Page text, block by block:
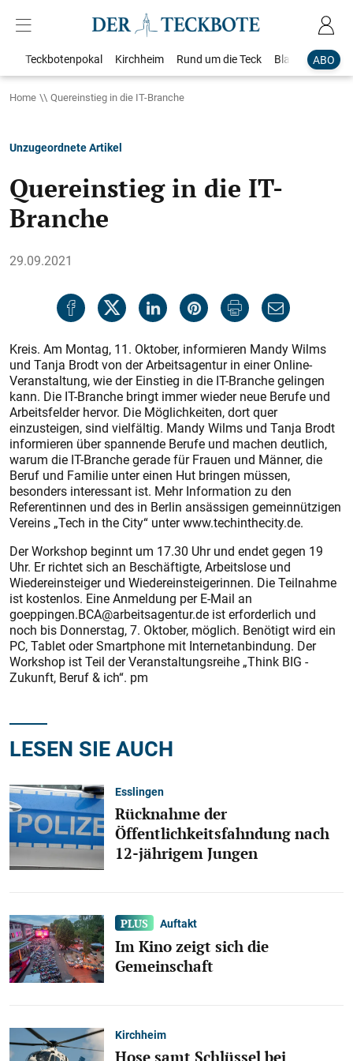
ABO
Teckbotenpokal Kirchheim Rund um die Teck Blaulicht
Home Quereinstieg in die IT-Branche
Unzugeordnete Artikel
Quereinstieg in die IT-
Branche
29.09.2021
Kreis. Am Montag, 11. Oktober, informieren Mandy Wilms
und Tanja Brodt von der Arbeitsagentur in einer Online-
Veranstaltung, wie der Einstieg in die IT-Branche gelingen
kann. Die IT-Branche bringt immer wieder neue Berufe und
Arbeitsfelder hervor. Die Möglichkeiten, dort quer
einzusteigen, sind vielfältig. Mandy Wilms und Tanja Brodt
informieren über spannende Berufe und machen deutlich,
warum die IT-Branche gerade für Frauen und Männer, die
Beruf und Familie unter einen Hut bringen müssen,
besonders interessant ist. Mehr Information zu den
Referentinnen und des in Berlin ansässigen gemeinnützigen
Vereins „Tech in the City“ unter www.techinthecity.de.
Der Workshop beginnt um 17.30 Uhr und endet gegen 19
Uhr. Er richtet sich an Beschäftigte, Arbeitslose und
Wiedereinsteiger und Wiedereinsteigerinnen. Die Teilnahme
ist kostenlos. Eine Anmeldung per E-Mail an
goeppingen.BCA@arbeitsagentur.de ist erforderlich und
noch bis Donnerstag, 7. Oktober, möglich. Benötigt wird ein
PC, Tablet oder Smartphone mit Internetanbindung. Der
Workshop ist Teil der Veranstaltungsreihe „Think BIG -
Zukunft, Beruf & ich“. pm
LESEN SIE AUCH
Esslingen
Rücknahme der
Öffentlichkeitsfahndung nach
12-jährigem Jungen
Auftakt
Im Kino zeigt sich die
Gemeinschaft
Kirchheim